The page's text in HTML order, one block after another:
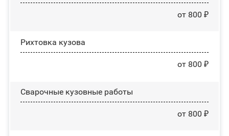
от 800 ₽
Рихтовка кузова
от 800 ₽
Сварочные кузовные работы
от 800 ₽